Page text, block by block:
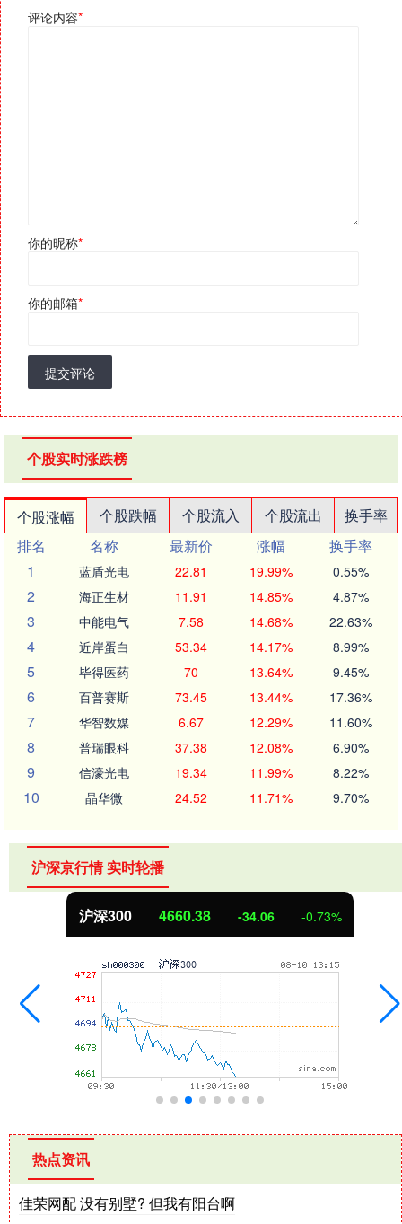
评论内容*
你的昵称*
你的邮箱*
提交评论
个股实时涨跌榜
个股涨幅 个股跌幅 个股流入 个股流出
换手率
排名
名称 最新价 涨幅
换手率
1
蓝盾光电 22.81 19.99% 0.55%
2 海正生材 11.91 14.85% 4.87%
3 中能电气 7.58 14.68% 22.63%
4 近岸蛋白 53.34 14.17% 8.99%
5 毕得医药 70 13.64% 9.45%
6 百普赛斯 73.45 13.44% 17.36%
7 华智数媒 6.67 12.29% 11.60%
8 普瑞眼科 37.38 12.08% 6.90%
9 信濠光电 19.34 11.99% 8.22%
10 晶华微 24.52 11.71% 9.70%
沪深京行情 实时轮播
沪深300 4660.38 -34.06 -0.73%
热点资讯
佳荣网配 没有别墅? 但我有阳台啊